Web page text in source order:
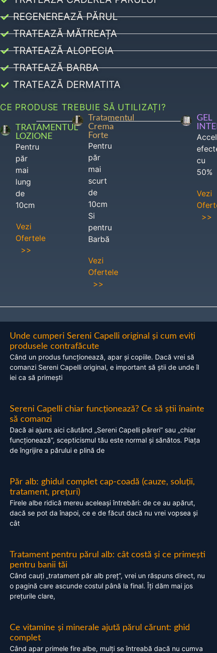
REGENEREAZĂ PĂRUL
TRATEAZĂ MĂTREAȚA
TRATEAZĂ ALOPECIA
TRATEAZĂ BARBA
TRATEAZĂ DERMATITA
CE PRODUSE TREBUIE SĂ UTILIZAȚI?
TRATAMENTUL
LOZIONE
Pentru
păr
mai
lung
de
10cm
Vezi
Ofertele
>>
Tratamentul
Crema
Forte
Pentru
păr
mai
scurt
de
10cm
Si
pentru
Barbă
Vezi
Ofertele
>>
GEL
cu
50%
Vezi
>>
Unde cumperi Sereni Capelli original și cum eviți
produsele contrafăcute
Când un produs funcționează, apar și copiile. Dacă vrei să
comanzi Sereni Capelli original, e important să știi de unde îl
iei ca să primești
Sereni Capelli chiar funcționează? Ce să știi înainte
să comanzi
Dacă ai ajuns aici căutând „Sereni Capelli păreri” sau „chiar
funcționează”, scepticismul tău este normal și sănătos. Piața
de îngrijire a părului e plină de
Păr alb: ghidul complet cap-coadă (cauze, soluții,
tratament, prețuri)
Firele albe ridică mereu aceleași întrebări: de ce au apărut,
dacă se pot da înapoi, ce e de făcut dacă nu vrei vopsea și
cât
Tratament pentru părul alb: cât costă și ce primești
pentru banii tăi
Când cauți „tratament păr alb preț”, vrei un răspuns direct, nu
o pagină care ascunde costul până la final. Îți dăm mai jos
prețurile clare,
Ce vitamine și minerale ajută părul cărunt: ghid
complet
Când apar primele fire albe, mulți se întreabă dacă nu cumva